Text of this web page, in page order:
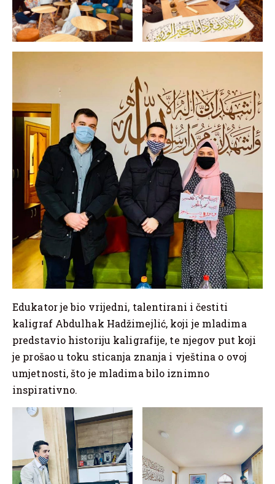
Edukator je bio vrijedni, talentirani i čestiti
kaligraf Abdulhak Hadžimejlić, koji je mladima
predstavio historiju kaligrafije, te njegov put koji
je prošao u toku sticanja znanja i vještina o ovoj
umjetnosti, što je mladima bilo iznimno
inspirativno.